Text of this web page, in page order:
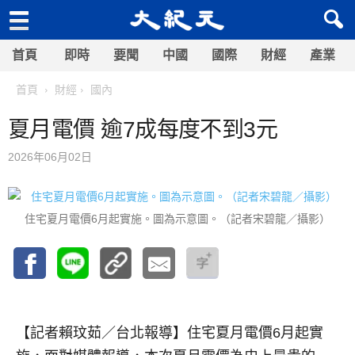
首頁 即時 要聞 中國 國際 財經 產業
首頁 財經 國內
夏月電價 逾7成每度不到3元
2026年06月02日
住宅夏月電價6月起實施。圖為示意圖。（記者宋碧龍／攝影）
【記者賴玟茹／台北報導】 住宅夏月電價6月起實